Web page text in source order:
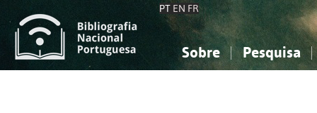
PT EN FR
Sobre Pesquisa